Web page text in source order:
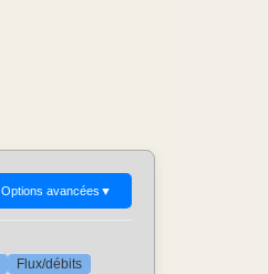
Options avancées ▼
Flux/débits